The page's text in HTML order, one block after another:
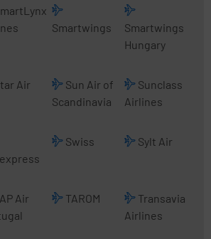
Smartwings
Smartwings
Hungary
Air
Sun Air of
Scandinavia
Sunclass
Airlines
Swiss Sylt Air
Air
TAROM
Transavia
Airlines